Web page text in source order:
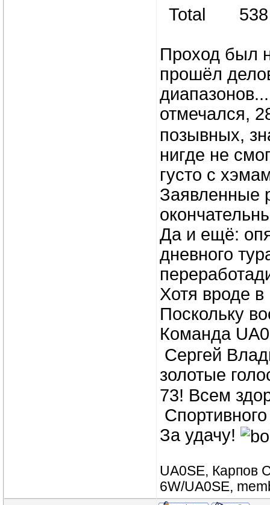
Total
Проход был
прошёл
отмечался,
позывных,
нигде не
густо с
Заявленные
Да и ещё:
дневного
Хотя вроде
Поскольку
Команда
Сергей
золотые
73! Всем
За удачу!
UA0SE, Карпов
6W/UA0SE,